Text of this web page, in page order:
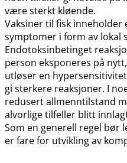
være sterkt kløende.
Vaksiner til fisk inneholder
symptomer i form av lokal
Endotoksinbetinget
person eksponeres på
utløser en
gi sterkere reaksjoner. I
redusert allmenntilstand
alvorlige tilfeller blitt
Som en generell regel bør
er fare for utvikling av